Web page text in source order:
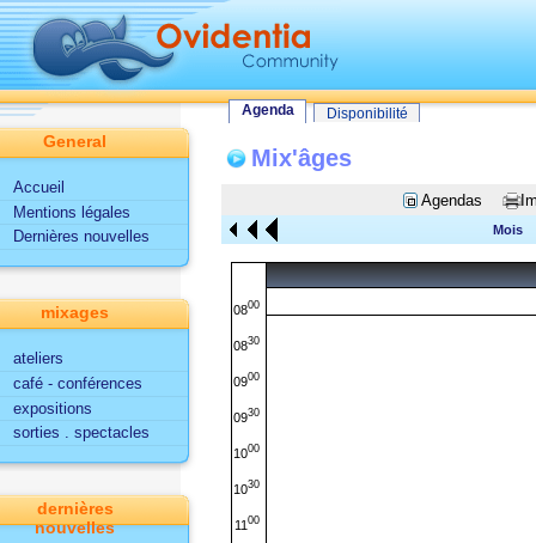
Tout le site
Utilisateur
Fonctionnalités d'Ovidentia
Agenda
Agenda Disponibilité
Mix'âges
Agendas
Mois
0800
0830
0900
0930
1000
1030
11 00
General
Accueil
Mentions légales
Dernières nouvelles
mixages
ateliers
café - conférences
expositions
sorties . spectacles
dernières
nouvelles